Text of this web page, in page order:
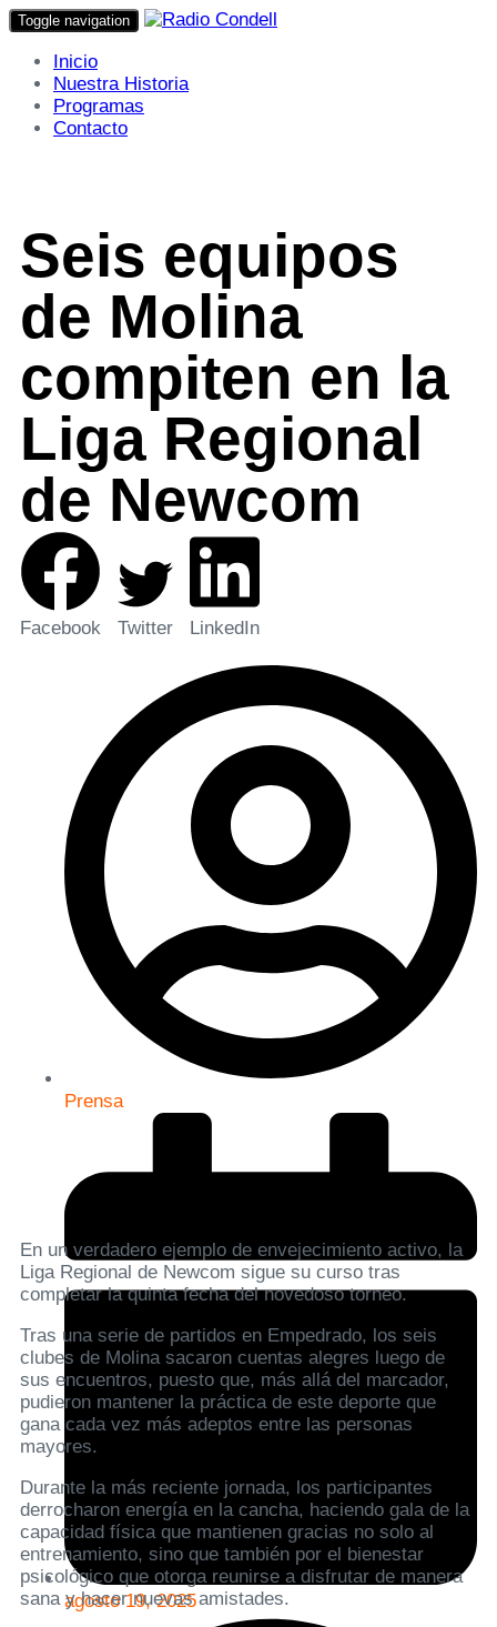
Toggle navigation
Inicio
Nuestra Historia
Programas
Contacto
Seis equipos
de Molina
compiten en la
Liga Regional
de Newcom
Facebook Twitter LinkedIn
Prensa
agosto 19, 2025
En un verdadero ejemplo de envejecimiento activo, la
Liga Regional de Newcom sigue su curso tras
completar la quinta fecha del novedoso torneo.
Tras una serie de partidos en Empedrado, los seis
clubes de Molina sacaron cuentas alegres luego de
sus encuentros, puesto que, más allá del marcador,
pudieron mantener la práctica de este deporte que
gana cada vez más adeptos entre las personas
mayores.
Durante la más reciente jornada, los participantes
derrocharon energía en la cancha, haciendo gala de la
capacidad física que mantienen gracias no solo al
entrenamiento, sino que también por el bienestar
psicológico que otorga reunirse a disfrutar de manera
sana y hacer nuevas amistades.